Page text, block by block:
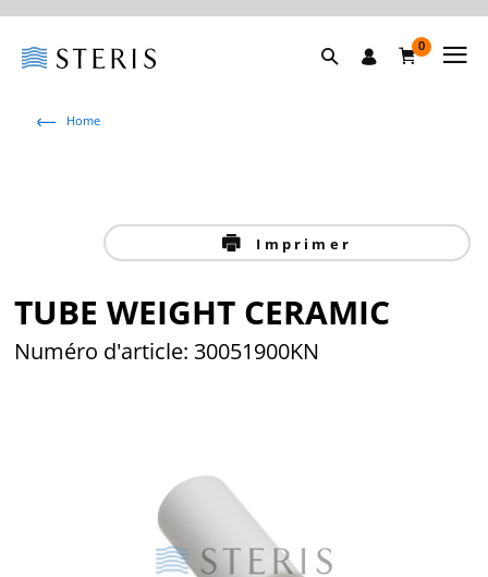
0
Home
Imprimer
TUBE WEIGHT CERAMIC
Numéro d'article: 30051900KN